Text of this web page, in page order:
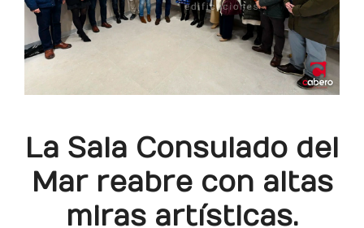
La Sala Consulado del
Mar reabre con altas
miras artísticas.